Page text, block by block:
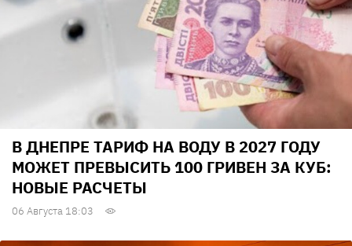
В ДНЕПРЕ ТАРИФ НА ВОДУ В 2027 ГОДУ
МОЖЕТ ПРЕВЫСИТЬ 100 ГРИВЕН ЗА КУБ:
НОВЫЕ РАСЧЕТЫ
06 Августа 18:03